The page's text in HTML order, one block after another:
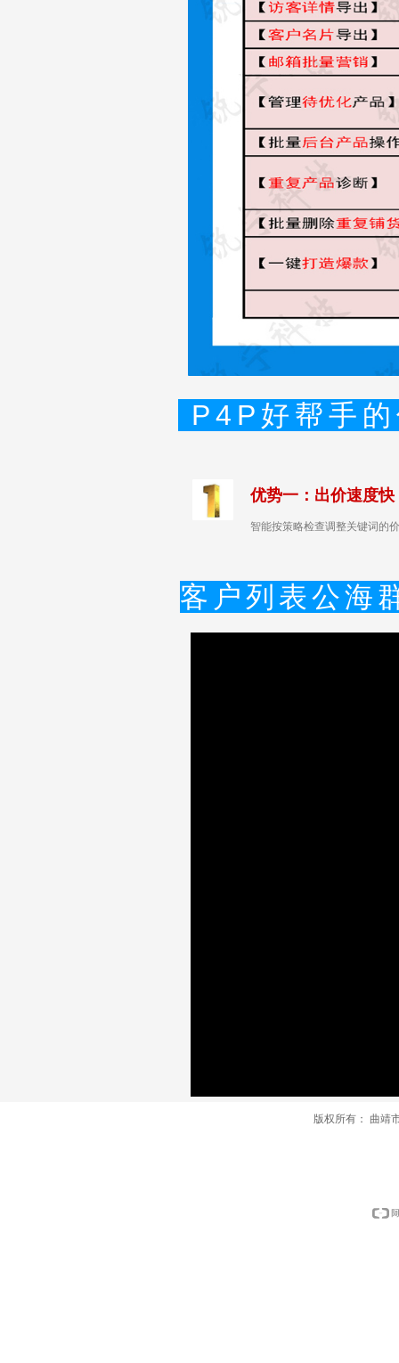
智能按策略检查调整关键词的
优势一：出价速度快
客户列表公海
版权所有： 曲靖